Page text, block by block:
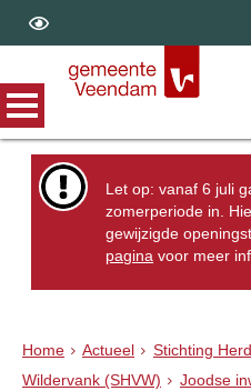
Let op: vanaf 6 juli
zomerperiode in.
gewijzigde
pagina voor meer
Home Actueel
Stichting
Wildervank (SHVW)
Joodse